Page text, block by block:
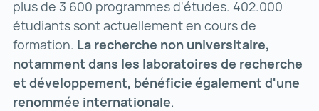
plus de 3 600 programmes d'études. 402.000
étudiants sont actuellement en cours de
formation. La recherche non universitaire,
notamment dans les laboratoires de recherche
et développement, bénéficie également d'une
renommée internationale.